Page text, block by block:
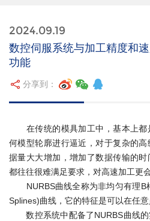
2024.09.19
数控伺服系统与加工精度和
功能
分享到：
在传统的模具加工中，基本上都
何模型轮廓进行逼近，对于复杂的
据量大大增加，增加了数据传输的
都往往很难满足要求，对高速加工更
NURBS曲线全称为非均匀有理B
Splines)曲线，它的特征是可以在任意
数控系统中配备了NURBS曲线的